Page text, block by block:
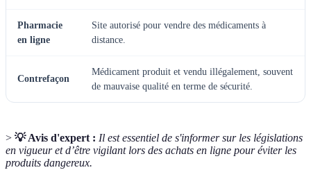
Pharmacie
en ligne
Site autorisé pour vendre des médicaments à
distance.
Contrefaçon
Médicament produit et vendu illégalement, souvent
de mauvaise qualité en terme de sécurité.
> 💡 Avis d'expert : Il est essentiel de s'informer sur les législations
en vigueur et d’être vigilant lors des achats en ligne pour éviter les
produits dangereux.